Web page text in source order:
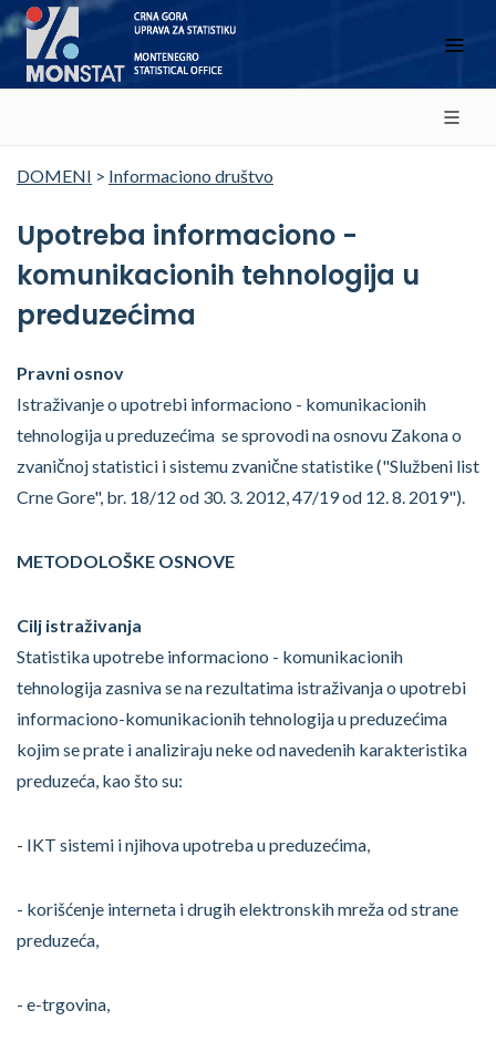
DOMENI > Informaciono društvo
Upotreba informaciono -
komunikacionih tehnologija u
preduzećima
Pravni osnov
Istraživanje o upotrebi informaciono - komunikacionih
tehnologija u preduzećima se sprovodi na osnovu Zakona o
zvaničnoj statistici i sistemu zvanične statistike ("Službeni list
Crne Gore", br. 18/12 od 30. 3. 2012, 47/19 od 12. 8. 2019").
METODOLOŠKE OSNOVE
Cilj istraživanja
Statistika upotrebe informaciono - komunikacionih
tehnologija zasniva se na rezultatima istraživanja o upotrebi
informaciono-komunikacionih tehnologija u preduzećima
kojim se prate i analiziraju neke od navedenih karakteristika
preduzeća, kao što su:
- IKT sistemi i njihova upotreba u preduzećima,
- korišćenje interneta i drugih elektronskih mreža od strane
preduzeća,
- e-trgovina,